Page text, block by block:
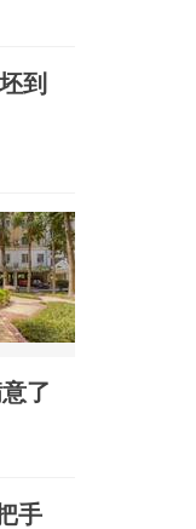
到
了
手